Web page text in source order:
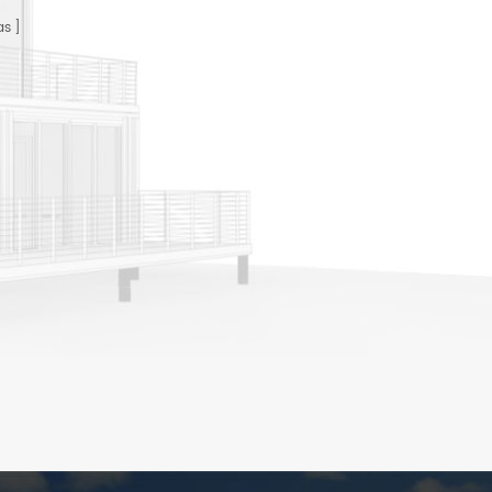
de plomería, se
conectar entre sí
crear un espacio
más grande.